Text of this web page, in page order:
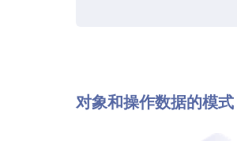
对象和操作数据的模式